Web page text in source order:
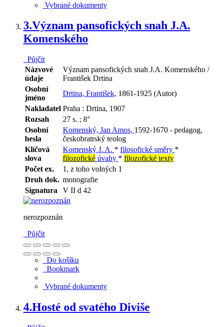
Vybrané dokumenty
3.Význam pansofických snah J.A.
Komenského
Půjčit
Názvové
údaje
Význam pansofických snah J.A. Komenského /
František Drtina
Osobní
jméno
Drtina, František, 1861-1925 (Autor)
Nakladatel Praha : Drtina, 1907
Rozsah
27 s. ; 8°
Osobní
hesla
Komenský, Jan Amos, 1592-1670 - pedagog,
českobratrský teolog
Klíčová
slova
Komenský J. A. * filosofické směry *
filozofické úvahy * filozofické texty
Počet ex.
1, z toho volných 1
Druh dok. monografie
Signatura
V II d 42
nerozpoznán
Půjčit
Do košíku
Bookmark
Vybrané dokumenty
4.Hosté od svatého Diviše